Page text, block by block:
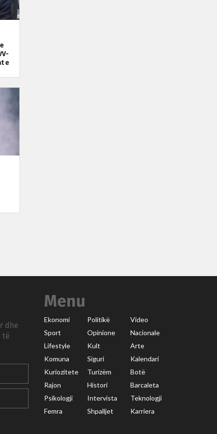
e
dhe
të
Menu
Ekonomi Politikë
Video
Sport
Opinione
Nacionale
Lifestyle
Kult
Arte
Komuna
Siguri
Kalendari
Kuriozitete
Turizëm
Botë
Rajon
Histori
Barcaleta
Psikologji
Intervista
Teknologji
Femra
Shpalljet Karriera